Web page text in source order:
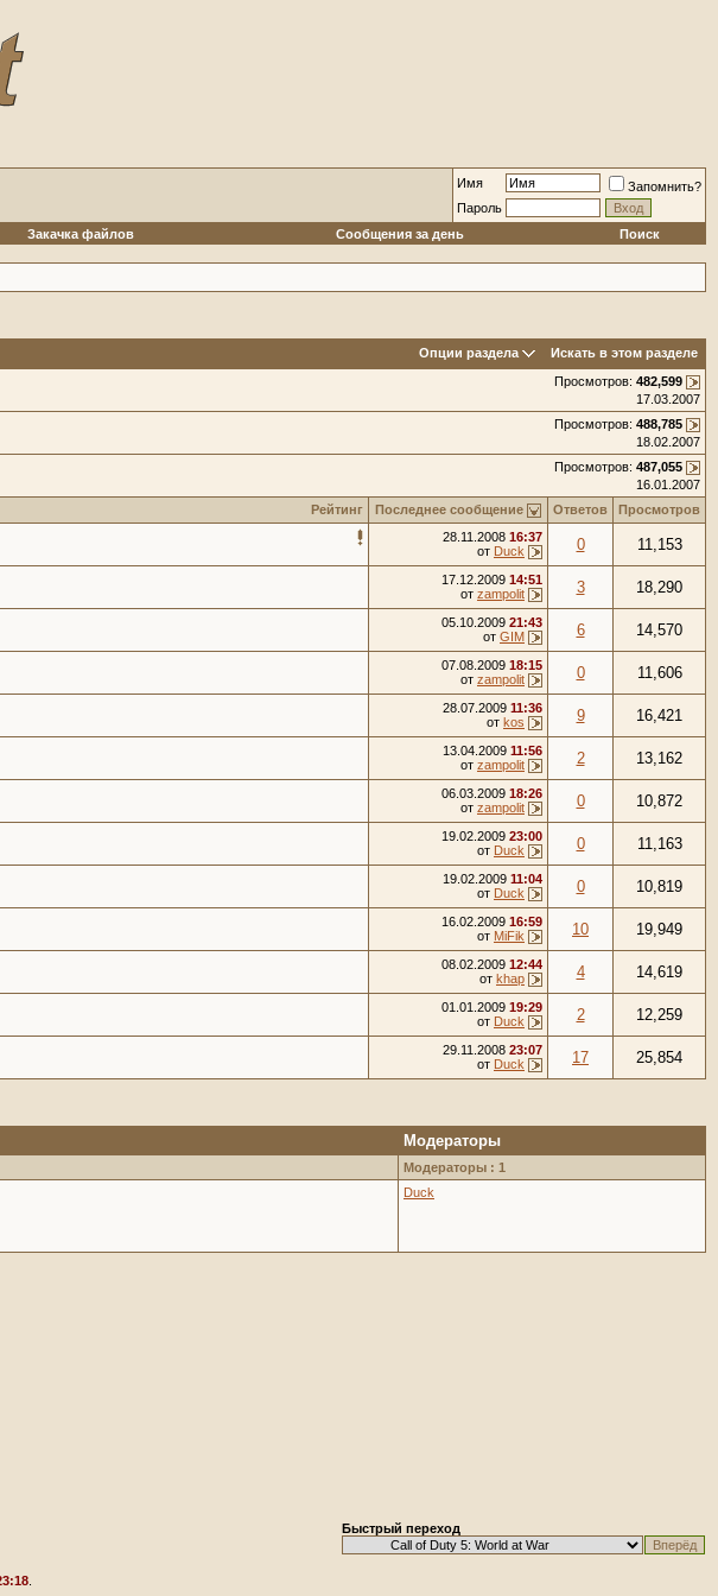
Имя
Запомнить?
Пароль
Закачка файлов Сообщения за день Поиск
Опции раздела
Искать в этом разделе
Просмотров: 482,599
17.03.2007
Просмотров: 488,785
18.02.2007
Просмотров: 487,055
16.01.2007
Рейтинг
Последнее сообщение Ответов Просмотров
28.11.2008 16:37
от Duck 0
11,153
17.12.2009 14:51
от zampolit 3
18,290
05.10.2009 21:43
от GIM 6
14,570
07.08.2009 18:15
от zampolit 0
11,606
28.07.2009 11:36
от kos 9
16,421
13.04.2009 11:56
от zampolit 2
13,162
06.03.2009 18:26
от zampolit 0
10,872
19.02.2009 23:00
от Duck 0
11,163
19.02.2009 11:04
от Duck 0
10,819
16.02.2009 16:59
от MiFik 10
19,949
08.02.2009 12:44
от khap 4
14,619
01.01.2009 19:29
от Duck 2
12,259
29.11.2008 23:07
от Duck 17 25,854
Модераторы
Модераторы : 1
Duck
Быстрый переход